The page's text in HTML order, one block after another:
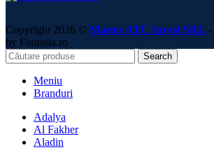
Copyright 2026 © Master ATC Invest SRL -
by Fantasia.ro
Search
Meniu
Branduri
Adalya
Al Fakher
Aladin